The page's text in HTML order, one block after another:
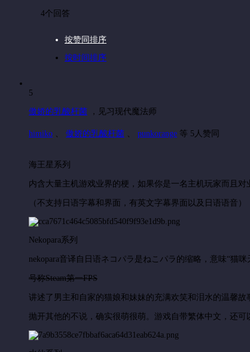
4个回答
按赞同排序
按时间排序
5
傲娇的乳酸杆菌 ， 见习现代魔法师
himiko 傲娇的乳酸杆菌 punkorange 等 5人赞同
海王星系列
内含大量主机游戏业界的梗，如果你是一名主机玩家而且
（不支持日语字幕和界面，有英文字幕界面以及日语语音）
Nekopara系列
nekopara音译自日语ネコパラ是ねこパラ的缩略，意味“猫咪
号称Steam第一FPS
讲述了男主和自家的猫娘和妹妹的充满欢笑和泪水的温馨故
抛开其他的不说，确实很萌很萌。游戏自带繁体中文，还可